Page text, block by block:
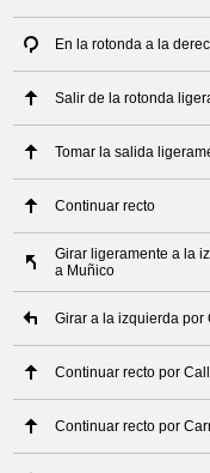
En la rotonda a la
Salir de la rotonda
Tomar la salida
Continuar recto
Girar ligeramente a la
a Muñico
Girar a la izquierda por
Continuar recto por
Continuar recto por